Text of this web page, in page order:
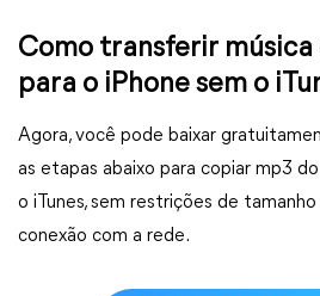
Como transferir
para o iPhone sem o
Agora, você pode baixar
as etapas abaixo para copiar mp3
o iTunes, sem restrições de
conexão com a rede.